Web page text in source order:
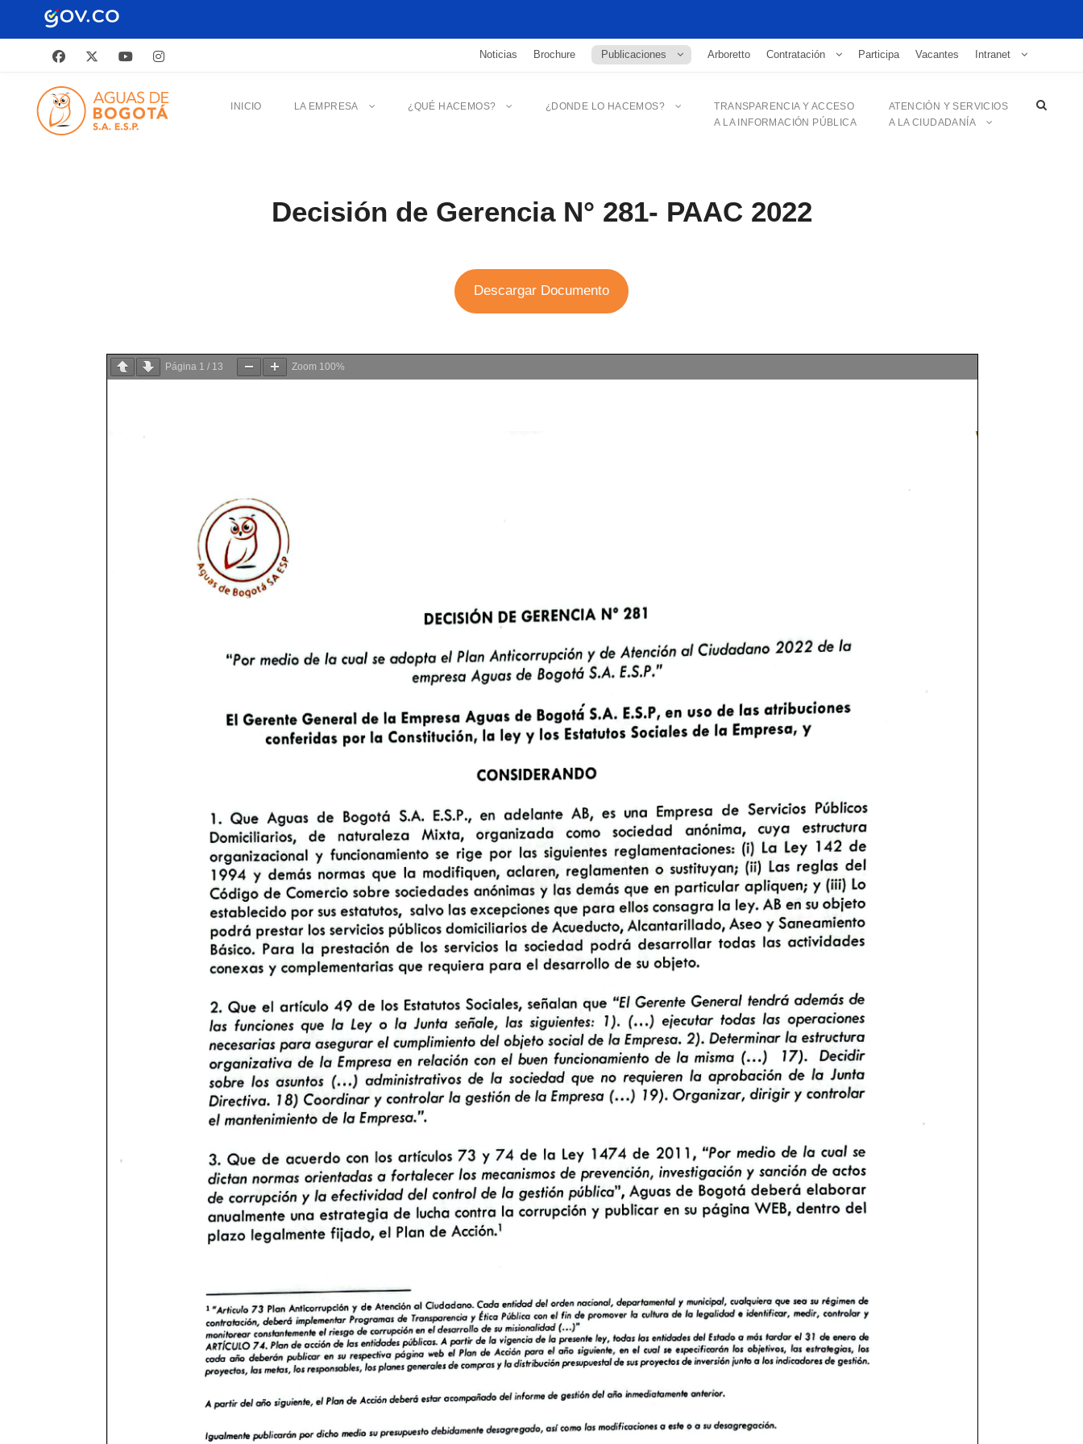
Noticias Brochure Publicaciones Arboretto Contratación Participa Vacantes Intranet
INICIO LA EMPRESA ¿QUÉ HACEMOS? ¿DONDE LO HACEMOS?
TRANSPARENCIA Y ACCESO
A LA INFORMACIÓN PÚBLICA
ATENCIÓN Y SERVICIOS
A LA CIUDADANÍA
Decisión de Gerencia N° 281- PAAC 2022
Descargar Documento
Página 1 / 13 Zoom 100%